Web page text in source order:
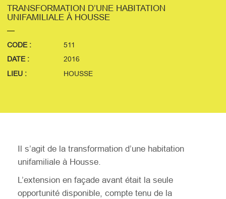
TRANSFORMATION D’UNE HABITATION
UNIFAMILIALE À HOUSSE
CODE :
511
DATE :
2016
LIEU :
HOUSSE
Il s’agit de la transformation d’une habitation
unifamiliale à Housse.
L’extension en façade avant était la seule
opportunité disponible, compte tenu de la